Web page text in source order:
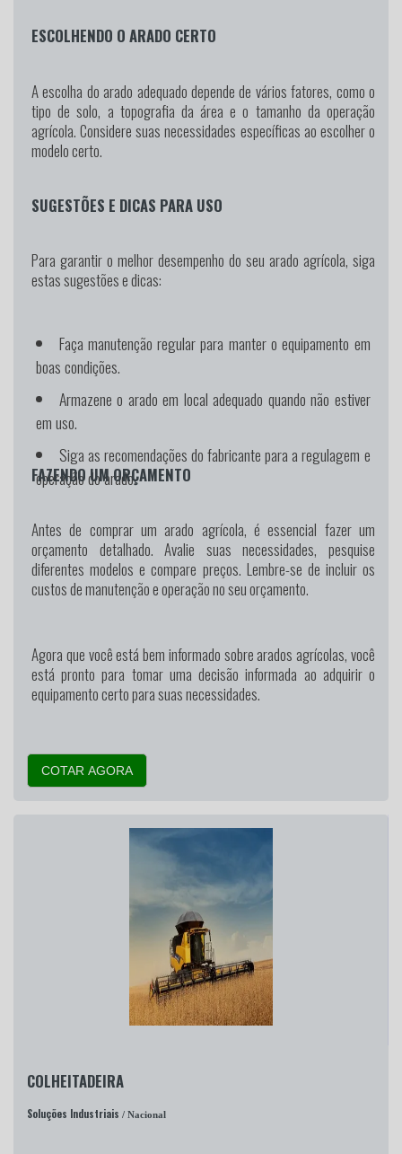
ESCOLHENDO O ARADO CERTO
A escolha do arado adequado depende de vários fatores, como o
tipo de solo, a topografia da área e o tamanho da operação
agrícola. Considere suas necessidades específicas ao escolher o
modelo certo.
SUGESTÕES E DICAS PARA USO
Para garantir o melhor desempenho do seu arado agrícola, siga
estas sugestões e dicas:
Faça manutenção regular para manter o equipamento em
boas condições.
Armazene o arado em local adequado quando não estiver
em uso.
Siga as recomendações do fabricante para a regulagem e
operação do arado.
FAZENDO UM ORÇAMENTO
Antes de comprar um arado agrícola, é essencial fazer um
orçamento detalhado. Avalie suas necessidades, pesquise
diferentes modelos e compare preços. Lembre-se de incluir os
custos de manutenção e operação no seu orçamento.
Agora que você está bem informado sobre arados agrícolas, você
está pronto para tomar uma decisão informada ao adquirir o
equipamento certo para suas necessidades.
COTAR AGORA
COLHEITADEIRA
Soluções Industriais / Nacional